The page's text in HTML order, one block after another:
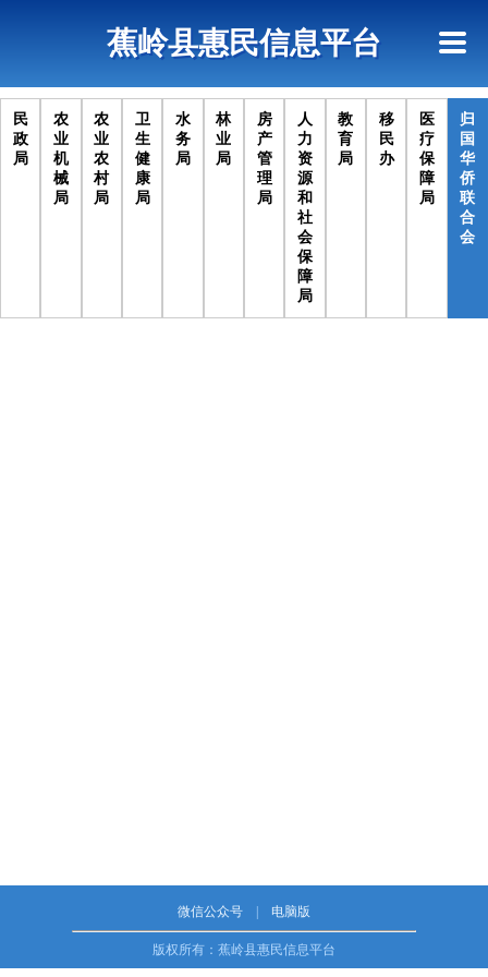
蕉岭县惠民信息平台
民
政
局
农
业
机
械
局
农
业
农
村
局
卫
生
健
康
局
水
务
局
林
业
局
房
产
管
理
局
人
力
资
源
和
社
会
保
障
局
教
育
局
移
民
办
医
疗
保
障
局
归
国
华
侨
联
合
会
2019/11/14
广东省贫困归侨扶贫救助补助
微信公众号 电脑版
版权所有：蕉岭县惠民信息平台